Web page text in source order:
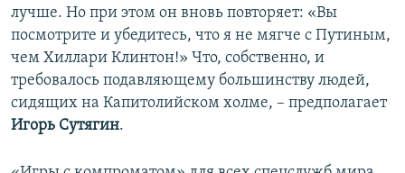
лучше. Но при этом он вновь повторяет: «Вы
посмотрите и убедитесь, что я не мягче с Путиным,
чем Хиллари Клинтон!» Что, собственно, и
требовалось подавляющему большинству людей,
сидящих на Капитолийском холме, – предполагает
Игорь Сутягин.